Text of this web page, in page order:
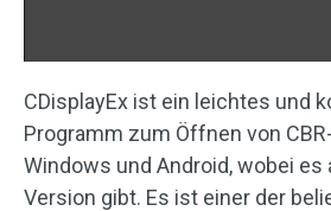
CDisplayEx ist ein leichtes und
Programm zum Öffnen von
Windows und Android, wobei es
Version gibt. Es ist einer der